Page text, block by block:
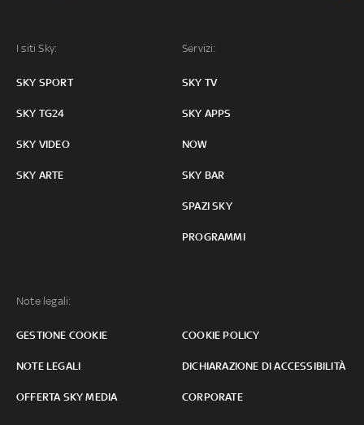
I siti Sky:
SKY SPORT
SKY TG24
SKY VIDEO
SKY ARTE
Servizi:
SKY TV
SKY APPS
NOW
SKY BAR
SPAZI SKY
PROGRAMMI
Note legali:
GESTIONE COOKIE COOKIE POLICY
NOTE LEGALI DICHIARAZIONE DI ACCESSIBILITÀ
OFFERTA SKY MEDIA CORPORATE